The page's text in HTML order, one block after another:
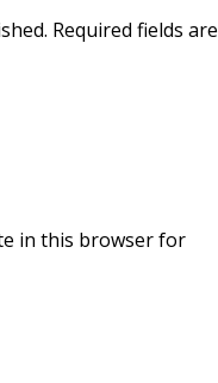
Required fields are
in this browser for